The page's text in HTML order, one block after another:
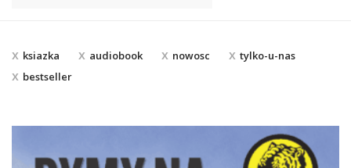
ksiazka audiobook nowosc
tylko-u-nas
bestseller